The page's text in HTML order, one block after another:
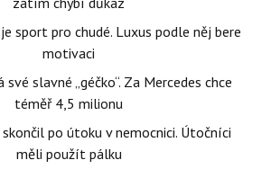
sport pro chudé. Luxus podle něj bere
motivaci
slavné „géčko“. Za Mercedes chce
téměř 4,5 milionu
po útoku v nemocnici. Útočníci
měli použít pálku